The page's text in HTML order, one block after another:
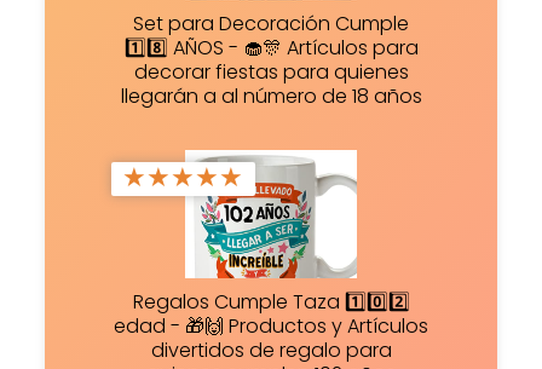
Set para Decoración Cumple
1️⃣8️⃣ AÑOS - 🧁🎊 Artículos para
decorar fiestas para quienes
llegarán a al número de 18 años
★★★★★
Regalos Cumple Taza 1️⃣0️⃣2️⃣
edad - 🎁🙌 Productos y Artículos
divertidos de regalo para